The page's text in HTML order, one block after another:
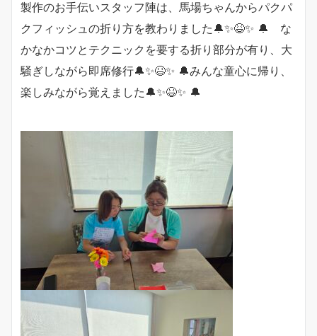
製作のお手伝いスタッフ陣は、馬場ちゃんからパクパ
クフィッシュの折り方を教わりました🔔✨😆✨ 🔔 な
かなかコツとテクニックを要する折り部分が有り、大
騒ぎしながら即席修行🔔✨😆✨ 🔔みんな童心に帰り、
楽しみながら覚えました🔔✨😆✨ 🔔